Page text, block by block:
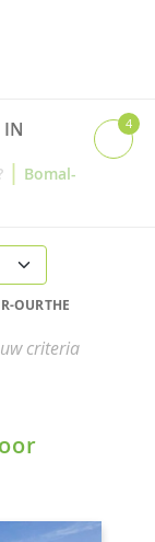
IN
| Bomal-
4
OURTHE
criteria